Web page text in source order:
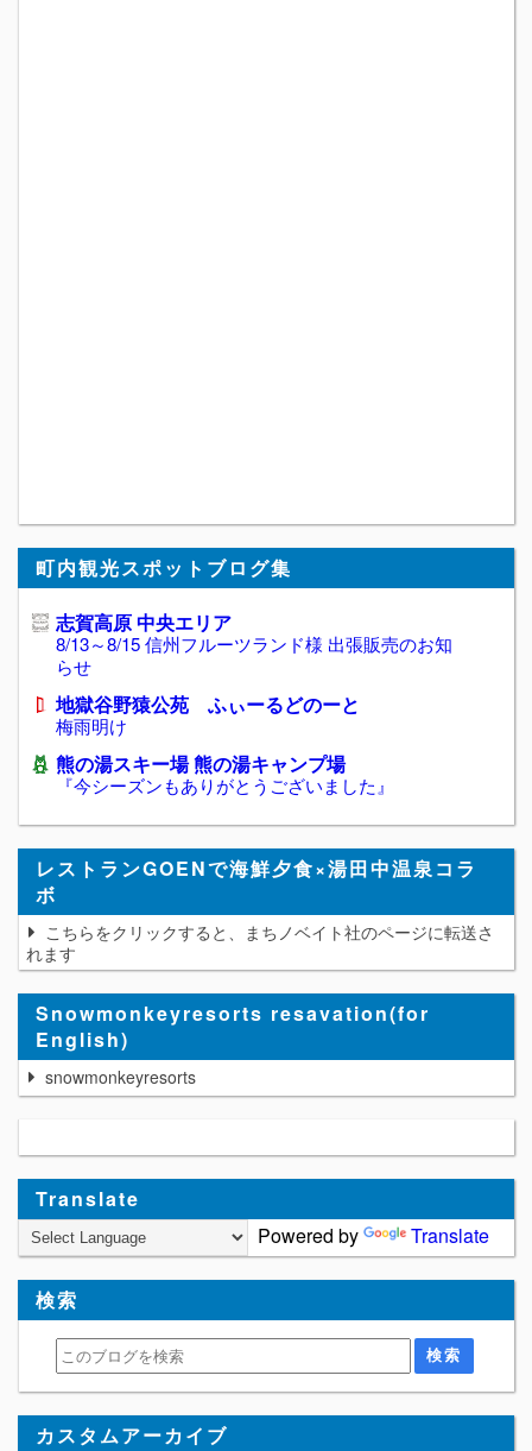
町内観光スポットブログ集
志賀高原 中央エリア
8/13～8/15 信州フルーツランド様 出張販売のお知
らせ
地獄谷野猿公苑 ふぃーるどのーと
梅雨明け
熊の湯スキー場 熊の湯キャンプ場
『今シーズンもありがとうございました』
レストランGOENで海鮮夕食×湯田中温泉コラ
ボ
こちらをクリックすると、まちノベイト社のページに転送さ
れます
Snowmonkeyresorts resavation(for
English)
snowmonkeyresorts
Translate
Powered by
Translate
検索
カスタムアーカイブ